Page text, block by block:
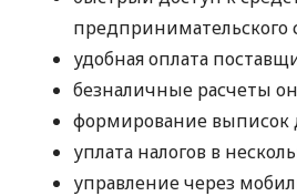
предпринимательского
удобная оплата
безналичные расчеты
формирование выписок
уплата налогов в
управление через